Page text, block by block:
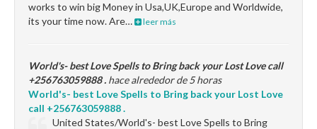
works to win big Money in Usa,UK,Europe and Worldwide,
its your time now. Are…
leer más
World's- best Love Spells to Bring back your Lost Love call
+256763059888 . hace alrededor de 5 horas
World's- best Love Spells to Bring back your Lost Love
call +256763059888 .
United States/World's- best Love Spells to Bring